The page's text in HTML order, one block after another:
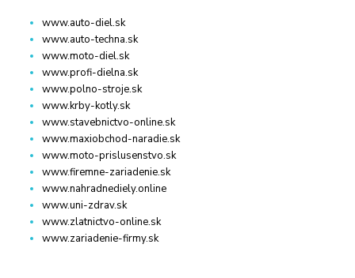
www.auto-diel.sk
www.auto-techna.sk
www.moto-diel.sk
www.profi-dielna.sk
www.polno-stroje.sk
www.krby-kotly.sk
www.stavebnictvo-online.sk
www.maxiobchod-naradie.sk
www.moto-prislusenstvo.sk
www.firemne-zariadenie.sk
www.nahradnediely.online
www.uni-zdrav.sk
www.zlatnictvo-online.sk
www.zariadenie-firmy.sk